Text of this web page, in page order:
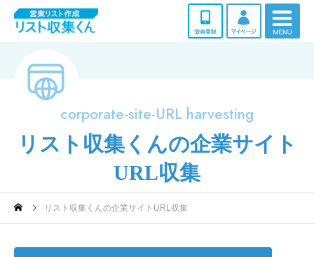
corporate-site-URL harvesting
リスト収集くんの企業サイト
URL収集
リスト収集くんの企業サイトURL収集